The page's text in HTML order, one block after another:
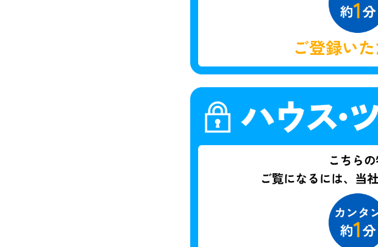
ご登録い